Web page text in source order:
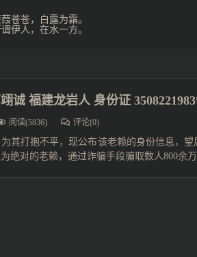
苍苍，白露为霜。
伊人，在水一方。
诚 福建龙岩人 身份证
阅读(5836) 评论(0)
其打抱不平，现公布该老赖的身份信息，
为绝对的老赖，通过诈骗手段骗取数人800余